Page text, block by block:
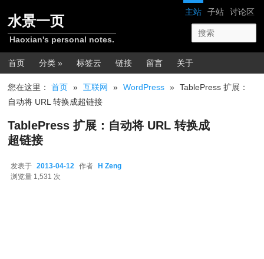
网站导航
主站 子站 讨论区
水景一页
Haoxian's personal notes.
主菜单
首页 分类 » 标签云 链接 留言 关于
您在这里：首页 » 互联网 » WordPress » TablePress 扩展：
自动将 URL 转换成超链接
TablePress 扩展：自动将 URL 转换成
超链接
发表于 2013-04-12 作者 H Zeng
浏览量 1,531 次